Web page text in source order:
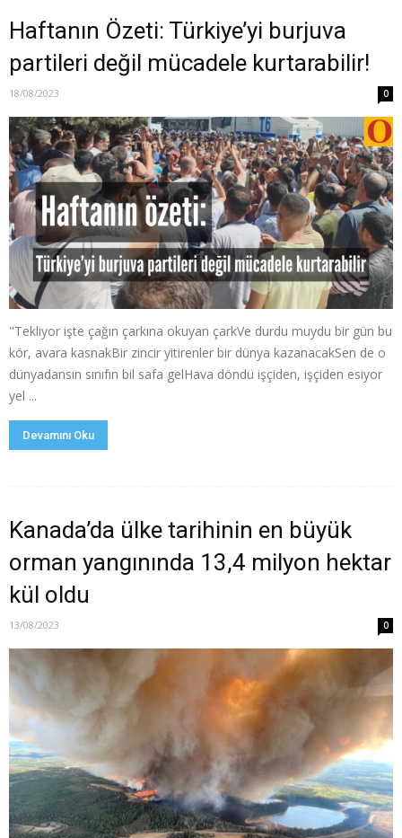
Haftanın Özeti: Türkiye’yi burjuva
partileri değil mücadele kurtarabilir!
18/08/2023 0
"Tekliyor işte çağın çarkına okuyan çarkVe durdu muydu bir gün bu
kör, avara kasnakBir zincir yitirenler bir dünya kazanacakSen de o
dünyadansın sınıfın bil safa gelHava döndü işçiden, işçiden esiyor
yel ...
Devamını Oku
Kanada’da ülke tarihinin en büyük
orman yangınında 13,4 milyon hektar
kül oldu
13/08/2023 0